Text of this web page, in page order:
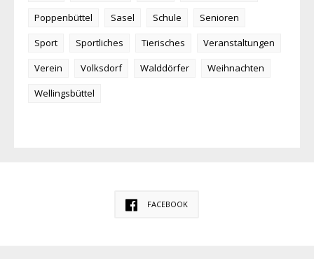
Poppenbüttel
Sasel Schule
Senioren
Sport
Sportliches Tierisches
Veranstaltungen
Verein
Volksdorf Walddörfer
Weihnachten
Wellingsbüttel
FACEBOOK